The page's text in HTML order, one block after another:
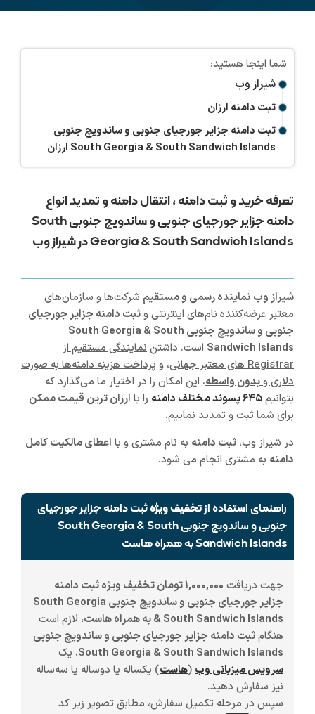
شیراز وب
ثبت دامنه ارزان
ثبت دامنه جزایر جورجیای جنوبی و ساندویچ جنوبی
South Georgia & South Sandwich Islands ارزان
تعرفه خرید و ثبت دامنه ، انتقال دامنه و تمدید انواع
دامنه جزایر جورجیای جنوبی و ساندویچ جنوبی South
Georgia & South Sandwich Islands در شیراز وب
شیرازوب نماینده رسمی و مستقیم شرکت‌ها و سازمان‌های
معتبر عرضه‌کننده نام‌های اینترنتی وثبت دامنه جزایر جورجیای
جنوبی و ساندویچ جنوبی South Georgia & South
Sandwich Islands است. داشتننمایندگی مستقیم از
Registrar های معتبر جهانی
، و پرداخت هزینه دامنه‌ها به صورت
دلاری وبدون واسطه، این امکان را در اختیار ما می‌گذارد که
بتوانیم۶۴۵ پسوند مختلف دامنه را با ارزان ترین قیمت ممکن
برای شما ثبت و تمدید نماییم.
در شیراز وب، ثبت دامنه به نام مشتری و با اعطای مالکیت کامل
دامنه به مشتری انجام می شود.
راهنمای استفاده ازتخفیف ویژهثبت دامنه جزایر جورجیای
جنوبی و ساندویچ جنوبی South Georgia & South
Sandwich Islands به همراه هاست
جهت دریافت
۱,۰۰۰,۰۰۰ تومان تخفیف ویژه ثبت دامنه
جزایر جورجیای جنوبی و ساندویچ جنوبی South Georgia
& South Sandwich Islands به همراه هاست
، لازم است
هنگامثبت دامنه جزایر جورجیای جنوبی و ساندویچ جنوبی
South Georgia & South Sandwich Islands، یک
سرویس میزبانی وب(هاست) یکساله یا دوساله یا سه‌ساله
نیز سفارش دهید.
سپس در مرحله تکمیل سفارش، مطابق تصویر زیر کد